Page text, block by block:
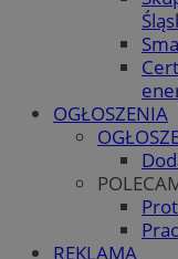
OGŁOSZENIA
REKLAMA